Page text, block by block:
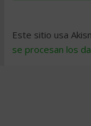
Este sitio usa
se procesan los